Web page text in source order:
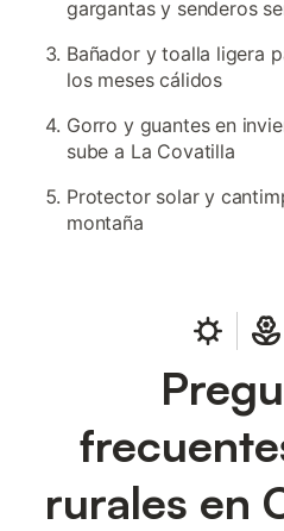
gargantas y senderos
Bañador y toalla ligera
los meses cálidos
Gorro y guantes en
sube a La Covatilla
Protector solar y
montaña
rurales en